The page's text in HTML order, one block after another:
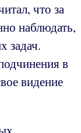
что за
наблюдать,
задач.
в
видение